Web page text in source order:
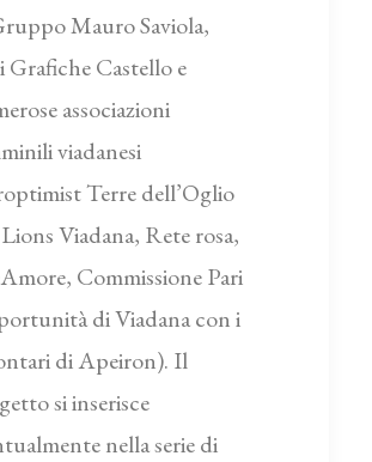
Mauro Saviola,
Castello e
associazioni
viadanesi
Terre dell’Oglio
Viadana, Rete rosa,
Commissione Pari
di Viadana con i
di Apeiron). Il
si inserisce
nella serie di